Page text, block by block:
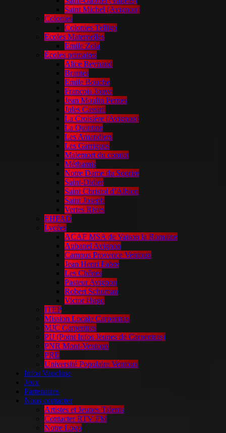
Saint Michel (Avignon)
Colonies
Colonies Telligo
Ecoles Maternelles
Emile Zola
Écoles primaires
Alice Reynaud
Brantes
Emile Bouche
François Jouve
Jean Moulin Pernes
Jules Cassini
La Croisière (Avignon)
La Quintine
Les Amandiers
Les Garrigues
Malemort du comtat
Méthamis
Notre Dame du Sourire
Saint-Didier
Saint Christol d’Albion
Saint Joseph
Vertes Rives
EHPAD
Lycées
ACAF MSA de Vaison la Romaine
Aubanel Avignon
Campus Provence Ventoux
Jean Henri Fabre
Les Chênes
Pasteur Avignon
Robert Schuman
Victor Hugo
ITEP
Mission Locale Carpentras
MJC Carpentras
PIJ (Point Infos Jeunes de Carpentras)
PNR Mont-Ventoux
PRE
Université Populaire Ventoux
Infos Vaucluse
Jeux
Partenaires
Nous contacter
Artistes et Jeunes Talents
Contacter RTV FM
Notre Logo